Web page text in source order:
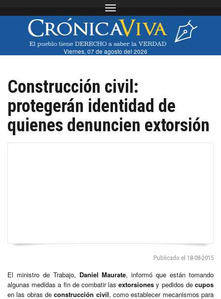
Toggle navigation
Viernes, 07 de agosto del 2026
Construcción civil:
protegerán identidad de
quienes denuncien extorsión
Publicado el 18-08-2015
El ministro de Trabajo, Daniel Maurate, informó que están tomando
algunas medidas a fin de combatir lasextorsiones y pedidos decupos
en las obras deconstrucción civil, como establecer mecanismos para